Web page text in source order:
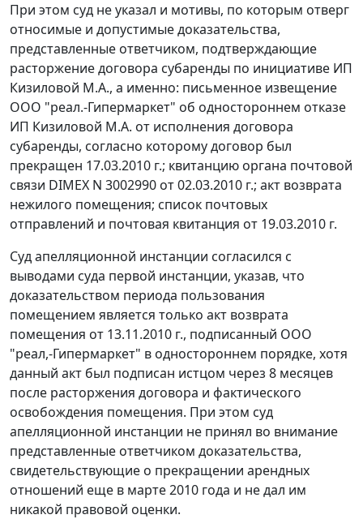
При этом суд не указал и мотивы, по которым отверг
относимые и допустимые доказательства,
представленные ответчиком, подтверждающие
расторжение договора субаренды по инициативе ИП
Кизиловой М.А., а именно: письменное извещение
ООО "реал.-Гипермаркет" об одностороннем отказе
ИП Кизиловой М.А. от исполнения договора
субаренды, согласно которому договор был
прекращен 17.03.2010 г.; квитанцию органа почтовой
связи DIMEX N 3002990 от 02.03.2010 г.; акт возврата
нежилого помещения; список почтовых
отправлений и почтовая квитанция от 19.03.2010 г.
Суд апелляционной инстанции согласился с
выводами суда первой инстанции, указав, что
доказательством периода пользования
помещением является только акт возврата
помещения от 13.11.2010 г., подписанный ООО
"реал,-Гипермаркет" в одностороннем порядке, хотя
данный акт был подписан истцом через 8 месяцев
после расторжения договора и фактического
освобождения помещения. При этом суд
апелляционной инстанции не принял во внимание
представленные ответчиком доказательства,
свидетельствующие о прекращении арендных
отношений еще в марте 2010 года и не дал им
никакой правовой оценки.